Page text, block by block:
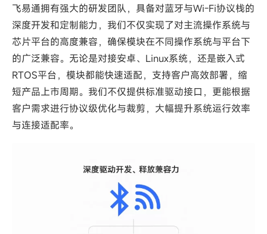
飞易通拥有强大的研发团队，具备对蓝牙与Wi-Fi协议栈的
深度开发和定制能力， 我们不仅实现了对主流操作系统与
芯片平台的高度兼容，确保模块在不同操作系统与平台下
的广泛兼容。无论是对接安卓、Linux系统，还是嵌入式
RTOS平台，模块都能快速适配，支持客户高效部署，缩
短产品上市周期。 我们不仅提供标准驱动接口，更能根据
客户需求进行协议级优化与裁剪，大幅提升系统运行效率
与连接适配率。